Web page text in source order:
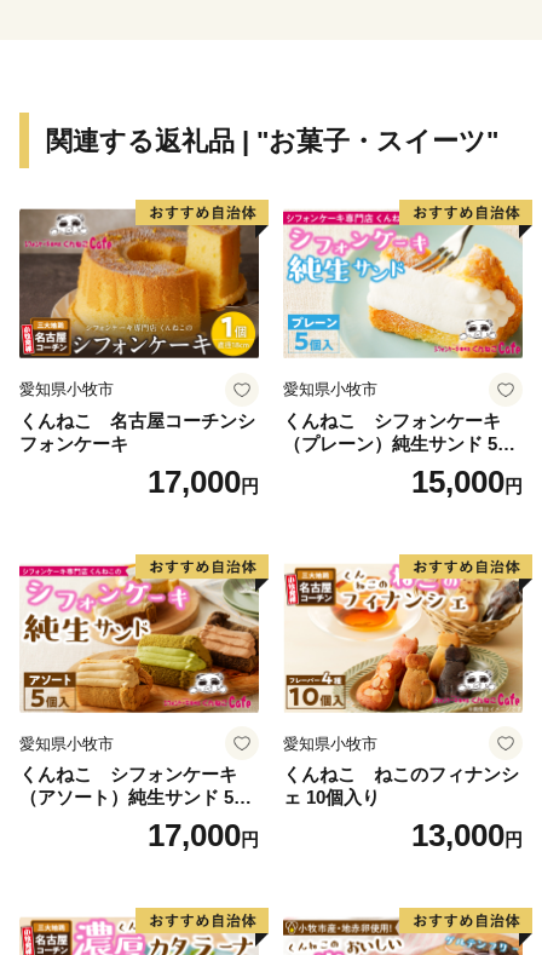
す。
【面 積】426.06k㎡
【人 口】239,971人（令和4年1月1日現在 推計人口）
【世帯数】104,477世帯
【市の木】ハナミズキ
【市の花】カノコユリ
波佐見町、平戸市、松浦市）、佐賀県（伊万里市、有田
町）
【お問い合わせ先】
電話 050-1707-9329
E-mail: info@furusato-sasebo.jp
関連する返礼品 | "お菓子・スイーツ"
愛知県小牧市
くんねこ 名古屋コーチンシ
フォンケーキ
17,000円
愛知県小牧市
くんねこ シフォンケーキ
（プレーン）純生サンド 5個
15,000円
愛知県小牧市
くんねこ シフォンケーキ
（アソート）純生サンド 5個
17,000円
愛知県小牧市
くんねこ ねこのフィナンシ
ェ 10個入り
13,000円